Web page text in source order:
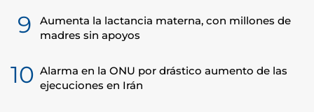
9
Aumenta la lactancia materna, con millones de
madres sin apoyos
10 Alarma en la ONU por drástico aumento de las
ejecuciones en Irán